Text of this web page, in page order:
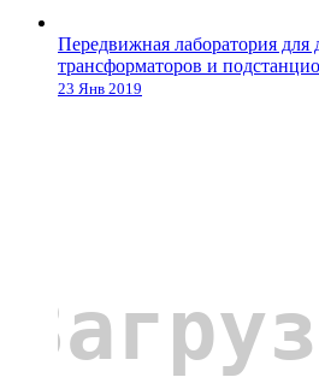
Передвижная лаборатория для
трансформаторов и
23 Янв 2019